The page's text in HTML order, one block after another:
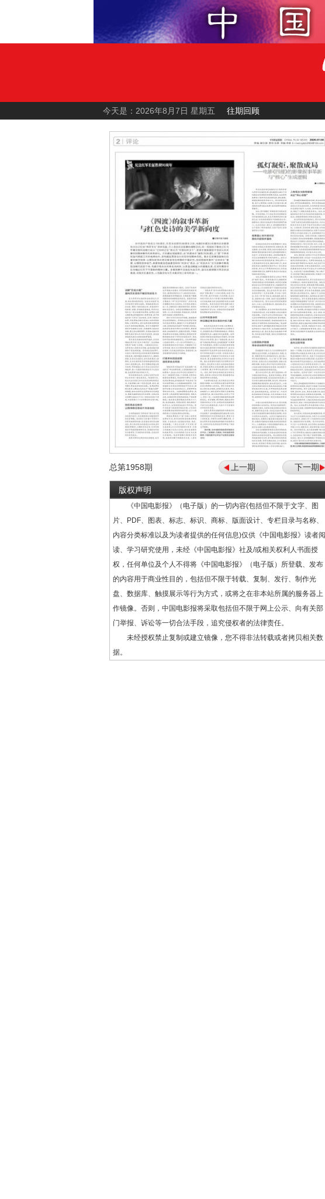
今天是：2026年8月7日 星期五 往期回顾
总第1958期 上一期 下一期
版权声明
《中国电影报》（电子版）的一切内容(包括但不限于文字、图
片、PDF、图表、标志、标识、商标、版面设计、专栏目录与名称、
内容分类标准以及为读者提供的任何信息)仅供《中国电影报》读者阅
读、学习研究使用，未经《中国电影报》社及/或相关权利人书面授
权，任何单位及个人不得将《中国电影报》（电子版）所登载、发布
的内容用于商业性目的，包括但不限于转载、复制、发行、制作光
盘、数据库、触摸展示等行为方式，或将之在非本站所属的服务器上
作镜像。否则，中国电影报将采取包括但不限于网上公示、向有关部
门举报、诉讼等一切合法手段，追究侵权者的法律责任。
未经授权禁止复制或建立镜像，您不得非法转载或者拷贝相关数
据。